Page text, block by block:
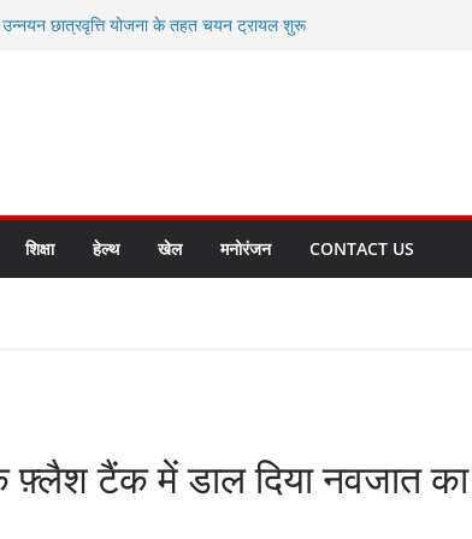
उन्नयन छात्रवृत्ति योजना के तहत चयन ट्रायल शुरू
के लिए अल्मोड़ा की गर्विता भाकुनी का
मित्र कैडेट्स का हुआ है चयन
सबसे बड़ी ताकत : मुख्यमंत्री पुष्कर सिंह धामी
बनाने के संकल्प को करना होगा साकार- मुख्यमंत्री
शिक्षा हेल्थ खेल मनोरंजन CONTACT US
फ़्लैश टैंक में डाल दिया नवजात का